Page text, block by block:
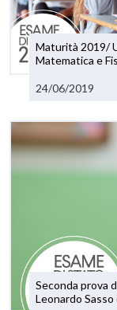
Maturità 2019/
Matematica e
24/06/2019
Seconda prova
Leonardo